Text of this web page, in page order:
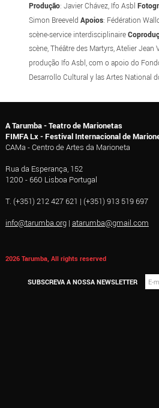
Produção: Javier Chávez, Ifo Asbl
Simon BreeveldApoios: Fédération
scène-service interdisciplinaire
scène, Théâtre des Martyrs, Atelier Jean
produção Ifo Asbl, com o apoio do
Desarrollo Cultural y las Artes National
A Tarumba - Teatro de Marionetas
FIMFA Lx - Festival Internacional de
CAMa - Centro de Artes da Marioneta
Rua da Esperança, 152
1200 - 660 Lisboa Portugal
T. (+351) 212 427 621 | (+351) 913 519 697
info@tarumba.org| atarumba@gmail.com
2026 Tarumba, All rights reserved
SUBSCREVA A NOSSA NEWSLETTER